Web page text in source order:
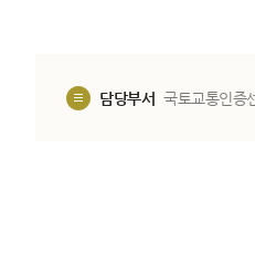
담당부서 국토교통인증